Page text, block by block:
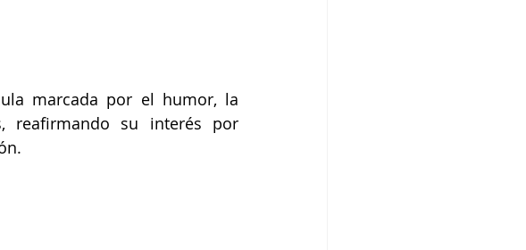
marcada por el humor, la
reafirmando su interés por